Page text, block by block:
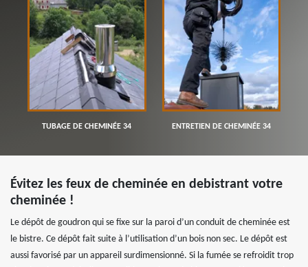
TUBAGE DE CHEMINÉE 34 ENTRETIEN DE CHEMINÉE 34
Évitez les feux de cheminée en debistrant votre
cheminée !
Le dépôt de goudron qui se fixe sur la paroi d’un conduit de cheminée est
le bistre. Ce dépôt fait suite à l’utilisation d’un bois non sec. Le dépôt est
aussi favorisé par un appareil surdimensionné. Si la fumée se refroidit trop